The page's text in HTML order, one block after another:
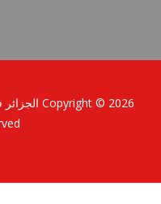
Copyright © الجزائر فوتبال
reserved.